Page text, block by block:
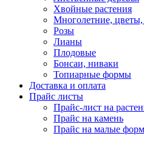
Хвойные растения
Многолетние,
Розы
Лианы
Плодовые
Бонсаи, ниваки
Топиарные формы
Доставка и оплата
Прайс листы
Прайс-лист на
Прайс на камень
Прайс на малые